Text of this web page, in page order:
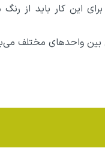
این کار باید از
بین واحد‌های مختلف